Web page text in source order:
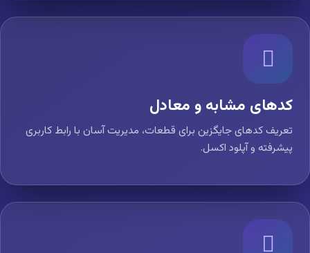
کدهای مشابه و معادل
تعریف کدهای جایگزین برای قطعات، مدیریت آسان با رابط کاربری
پیشرفته و آپلود اکسل.